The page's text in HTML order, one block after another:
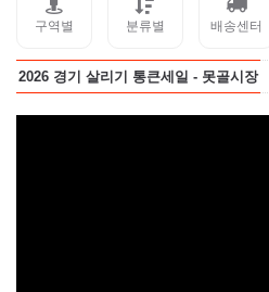
구역별 분류별 배송센터
2026 경기 살리기 통큰세일 - 못골시장